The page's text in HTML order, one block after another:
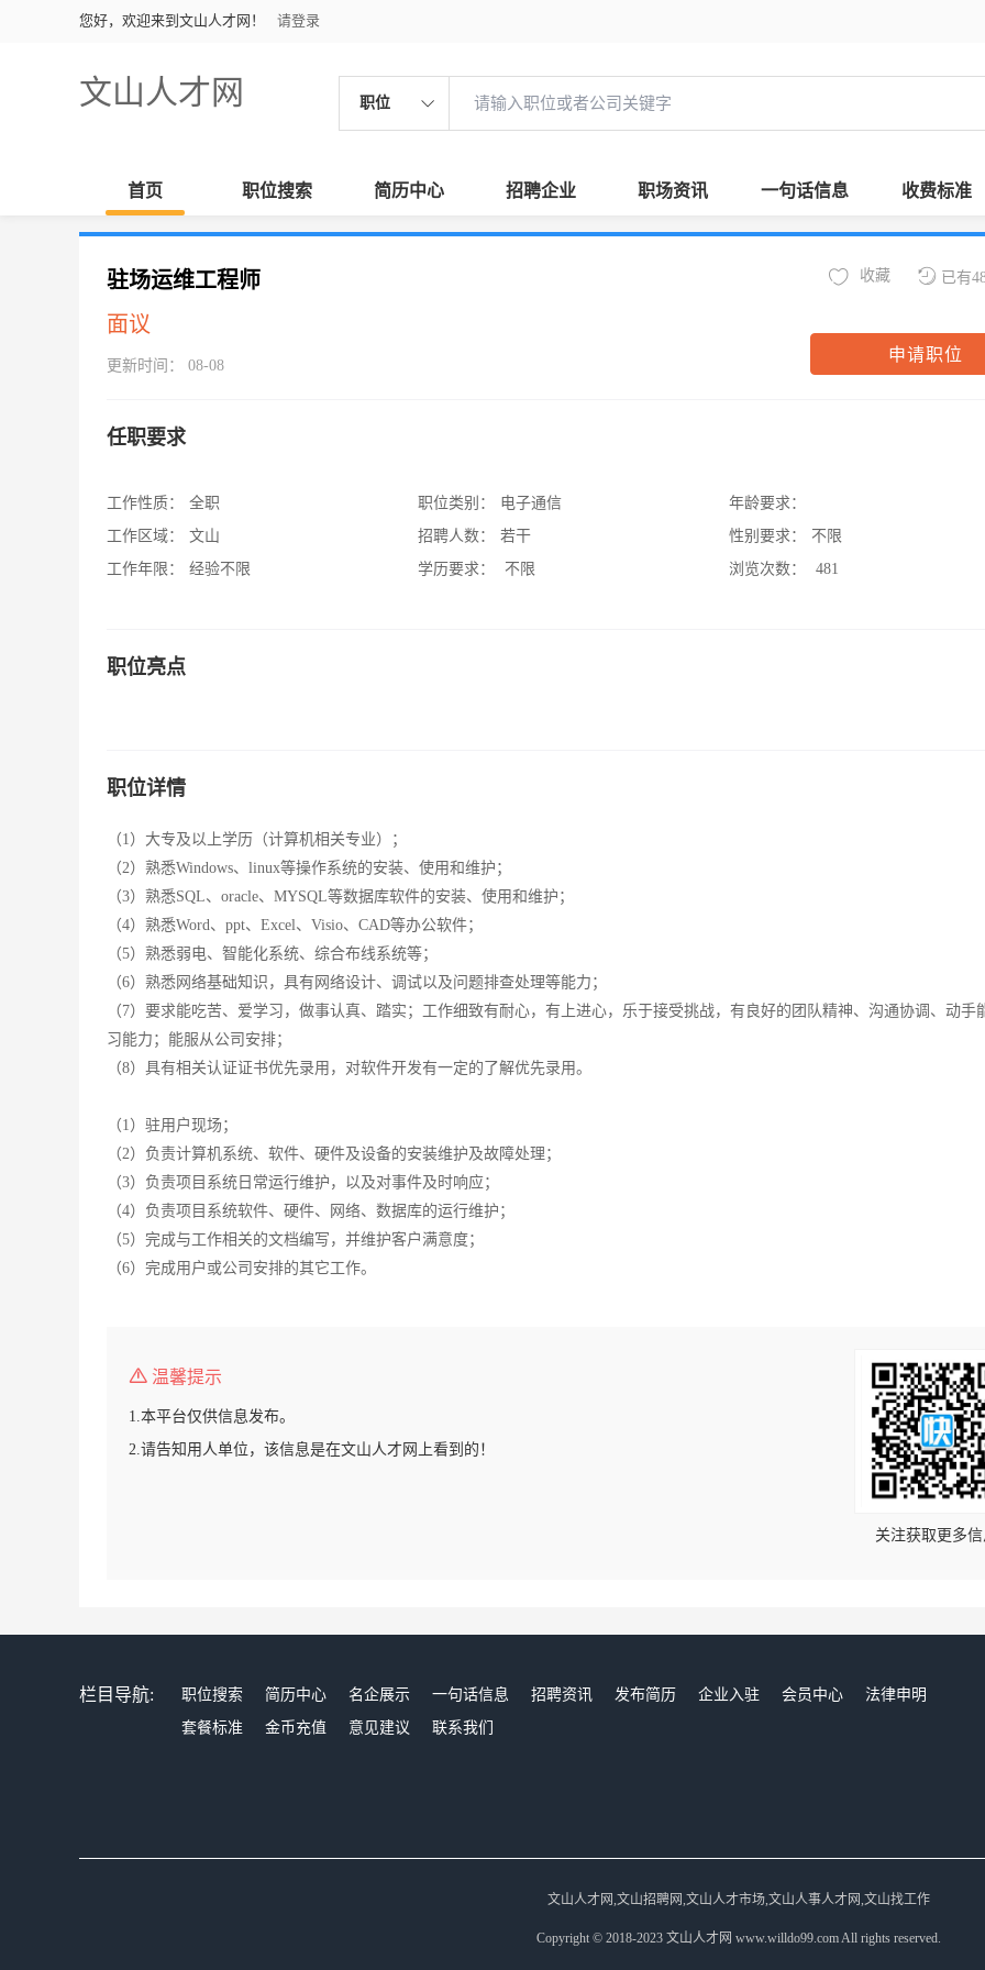
您好，欢迎来到文山人才网！ 请登录
文山人才网 职位
首页 职位搜索 简历中心 招聘企业 职场资讯 一句话信息 收费标准
驻场运维工程师
面议
更新时间： 08-08
已有
收藏
申请职位
任职要求
工作性质：
全职
工作区域：
文山
工作年限：
经验不限
职位类别：
电子通信
招聘人数：
若干
学历要求：
不限
年龄要求：
性别要求：
不限
浏览次数：
481
职位亮点
职位详情
（1）大专及以上学历（计算机相关专业）；
（2）熟悉Windows、linux等操作系统的安装、使用和维护；
（3）熟悉SQL、oracle、MYSQL等数据库软件的安装、使用和维护；
（4）熟悉Word、ppt、Excel、Visio、CAD等办公软件；
（5）熟悉弱电、智能化系统、综合布线系统等；
（6）熟悉网络基础知识，具有网络设计、调试以及问题排查处理等能力；
（7）要求能吃苦、爱学习，做事认真、踏实；工作细致有耐心，有上进心，乐于接受挑战，有良好的团队精神、沟通协调、动手
习能力；能服从公司安排；
（8）具有相关认证证书优先录用，对软件开发有一定的了解优先录用。
（1）驻用户现场；
（2）负责计算机系统、软件、硬件及设备的安装维护及故障处理；
（3）负责项目系统日常运行维护，以及对事件及时响应；
（4）负责项目系统软件、硬件、网络、数据库的运行维护；
（5）完成与工作相关的文档编写，并维护客户满意度；
（6）完成用户或公司安排的其它工作。
温馨提示
1.本平台仅供信息发布。
2.请告知用人单位，该信息是在文山人才网上看到的！
关注获取更多
栏目导航: 职位搜索 简历中心 名企展示 一句话信息 招聘资讯 发布简历 企业入驻 会员中心
法律申明
套餐标准
金币充值 意见建议 联系我们
文山人才网,文山招聘网,文山人才市场,文山人事人才网,文山找工作
Copyright © 2018-2023 文山人才网 www.willdo99.com All rights reserved.